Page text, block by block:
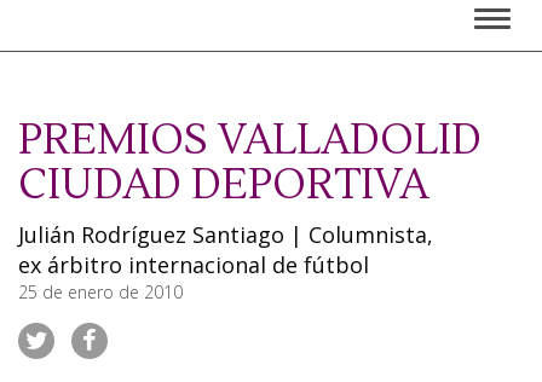
PREMIOS VALLADOLID
CIUDAD DEPORTIVA
Julián Rodríguez Santiago | Columnista,
ex árbitro internacional de fútbol
25 de enero de 2010